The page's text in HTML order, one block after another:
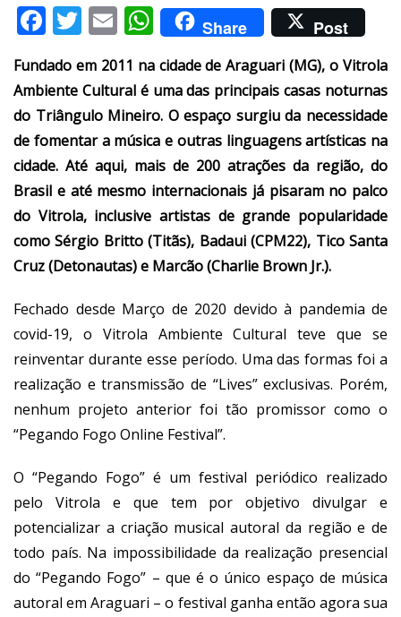
Facebook
Twitter
EmailWhatsApp
Share Post
Fundado em 2011 na cidade de Araguari (MG), o Vitrola
Ambiente Cultural é uma das principais casas noturnas
do Triângulo Mineiro. O espaço surgiu da necessidade
de fomentar a música e outras linguagens artísticas na
cidade. Até aqui, mais de 200 atrações da região, do
Brasil e até mesmo internacionais já pisaram no palco
do Vitrola, inclusive artistas de grande popularidade
como Sérgio Britto (Titãs), Badaui (CPM22), Tico Santa
Cruz (Detonautas) e Marcão (Charlie Brown Jr.).
Fechado desde Março de 2020 devido à pandemia de
covid-19, o Vitrola Ambiente Cultural teve que se
reinventar durante esse período. Uma das formas foi a
realização e transmissão de “Lives” exclusivas. Porém,
nenhum projeto anterior foi tão promissor como o
“Pegando Fogo Online Festival”.
O “Pegando Fogo” é um festival periódico realizado
pelo Vitrola e que tem por objetivo divulgar e
potencializar a criação musical autoral da região e de
todo país. Na impossibilidade da realização presencial
do “Pegando Fogo” – que é o único espaço de música
autoral em Araguari – o festival ganha então agora sua